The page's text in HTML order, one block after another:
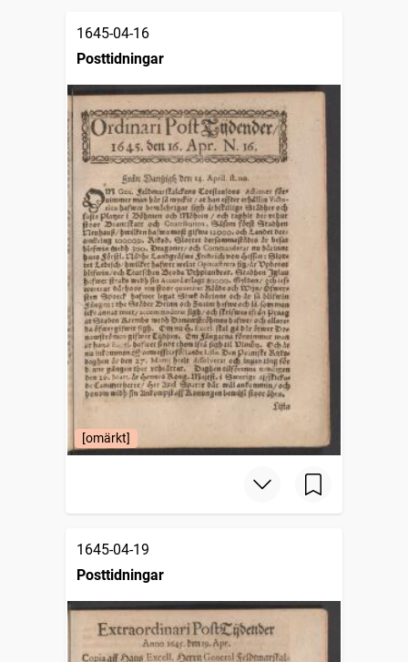
1645-04-16
Posttidningar
[omärkt]
1645-04-19
Posttidningar